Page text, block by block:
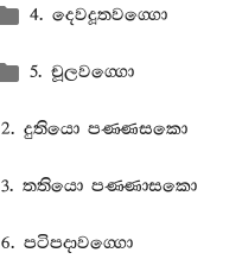
4. දෙවදූතවග‍්ගො
5. චූලවග‍්ගො
2. දුතියො පණ‍්ණසකො
3. තතියො පණ‍්ණාසකො
6. පටිපදාවග‍්ගො